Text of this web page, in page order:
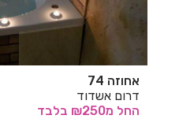
חדרים לפי שעה בבצת
חדרים לפי שעה בבר גיורא
חדרים לפי שעה בברוש
חדרים לפי שעה בברק
אחוזה 74
דרום אשדוד
החל מ₪250 בלבד